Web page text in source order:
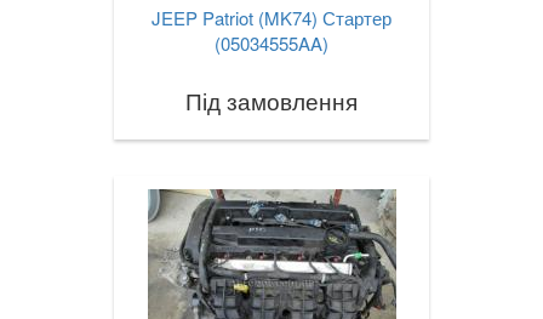
JEEP Patriot (MK74) Стартер
(05034555AA)
Під замовлення